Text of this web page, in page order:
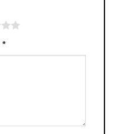
*